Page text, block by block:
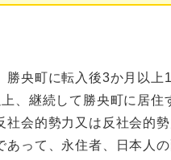
央町に転入後3か月以上
、継続して勝央町に居住
会的勢力又は反社会的
あって、永住者、日本人